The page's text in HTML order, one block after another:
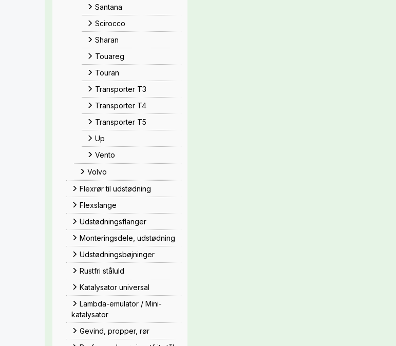
Santana
Scirocco
Sharan
Touareg
Touran
Transporter T3
Transporter T4
Transporter T5
Up
Vento
Volvo
Flexrør til udstødning
Flexslange
Udstødningsflanger
Monteringsdele, udstødning
Udstødningsbøjninger
Rustfri ståluld
Katalysator universal
Lambda-emulator / Mini-
katalysator
Gevind, propper, rør